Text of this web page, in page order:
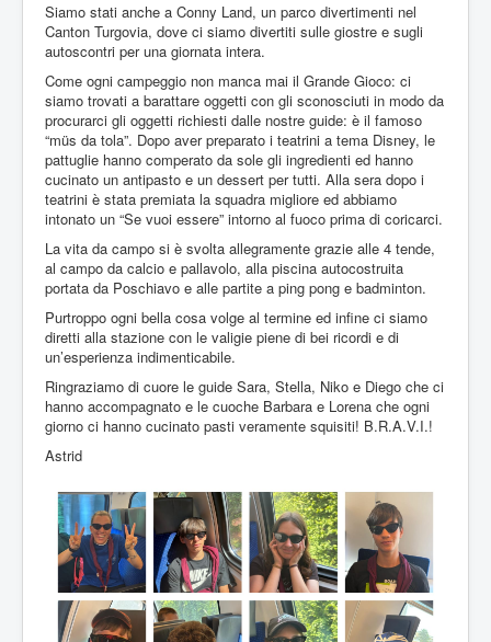
Siamo stati anche a Conny Land, un parco divertimenti nel
Canton Turgovia, dove ci siamo divertiti sulle giostre e sugli
autoscontri per una giornata intera.
Come ogni campeggio non manca mai il Grande Gioco: ci
siamo trovati a barattare oggetti con gli sconosciuti in modo da
procurarci gli oggetti richiesti dalle nostre guide: è il famoso
“müs da tola”. Dopo aver preparato i teatrini a tema Disney, le
pattuglie hanno comperato da sole gli ingredienti ed hanno
cucinato un antipasto e un dessert per tutti. Alla sera dopo i
teatrini è stata premiata la squadra migliore ed abbiamo
intonato un “Se vuoi essere” intorno al fuoco prima di coricarci.
La vita da campo si è svolta allegramente grazie alle 4 tende,
al campo da calcio e pallavolo, alla piscina autocostruita
portata da Poschiavo e alle partite a ping pong e badminton.
Purtroppo ogni bella cosa volge al termine ed infine ci siamo
diretti alla stazione con le valigie piene di bei ricordi e di
un’esperienza indimenticabile.
Ringraziamo di cuore le guide Sara, Stella, Niko e Diego che ci
hanno accompagnato e le cuoche Barbara e Lorena che ogni
giorno ci hanno cucinato pasti veramente squisiti! B.R.A.V.I.!
Astrid